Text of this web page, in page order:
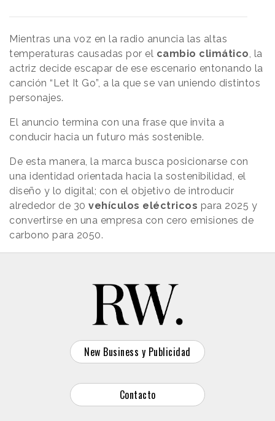
Mientras una voz en la radio anuncia las altas
temperaturas causadas por el cambio climático, la
actriz decide escapar de ese escenario entonando la
canción “Let It Go”, a la que se van uniendo distintos
personajes.
El anuncio termina con una frase que invita a
conducir hacia un futuro más sostenible.
De esta manera, la marca busca posicionarse con
una identidad orientada hacia la sostenibilidad, el
diseño y lo digital; con el objetivo de introducir
alrededor de 30 vehículos eléctricos para 2025 y
convertirse en una empresa con cero emisiones de
carbono para 2050.
New Business y Publicidad
Contacto